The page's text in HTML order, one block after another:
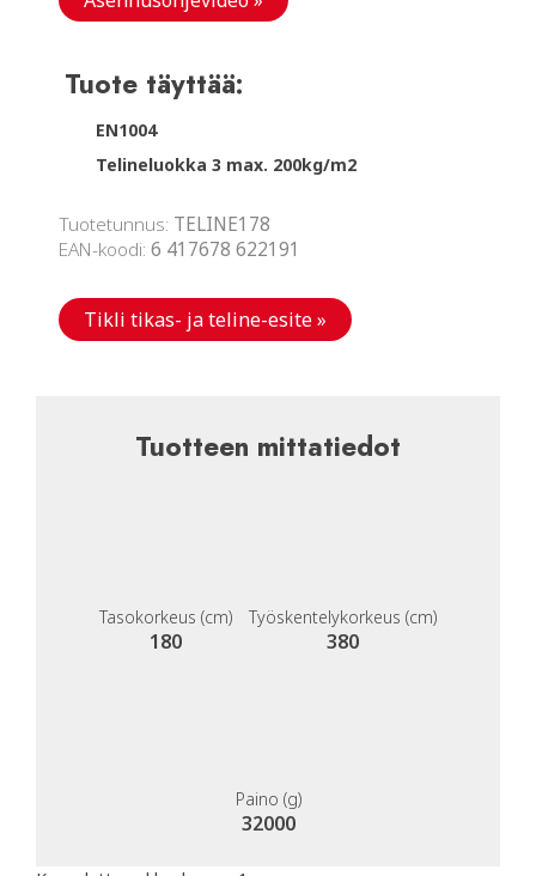
Tuote täyttää:
EN1004
Telineluokka 3 max. 200kg/m2
Tuotetunnus: TELINE178
EAN-koodi:6 417678 622191
Tikli tikas- ja teline-esite »
Tuotteen mittatiedot
Tasokorkeus (cm)
180
Työskentelykorkeus (cm)
380
Paino (g)
32000